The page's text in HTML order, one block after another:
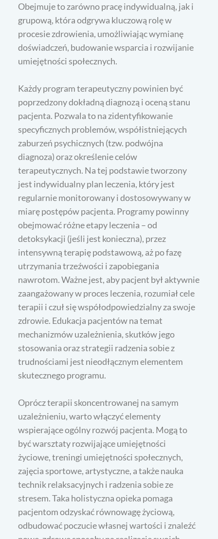
Obejmuje to zarówno pracę indywidualną, jak i
grupową, która odgrywa kluczową rolę w
procesie zdrowienia, umożliwiając wymianę
doświadczeń, budowanie wsparcia i rozwijanie
umiejętności społecznych.
Każdy program terapeutyczny powinien być
poprzedzony dokładną diagnozą i oceną stanu
pacjenta. Pozwala to na zidentyfikowanie
specyficznych problemów, współistniejących
zaburzeń psychicznych (tzw. podwójna
diagnoza) oraz określenie celów
terapeutycznych. Na tej podstawie tworzony
jest indywidualny plan leczenia, który jest
regularnie monitorowany i dostosowywany w
miarę postępów pacjenta. Programy powinny
obejmować różne etapy leczenia – od
detoksykacji (jeśli jest konieczna), przez
intensywną terapię podstawową, aż po fazę
utrzymania trzeźwości i zapobiegania
nawrotom. Ważne jest, aby pacjent był aktywnie
zaangażowany w proces leczenia, rozumiał cele
terapii i czuł się współodpowiedzialny za swoje
zdrowie. Edukacja pacjentów na temat
mechanizmów uzależnienia, skutków jego
stosowania oraz strategii radzenia sobie z
trudnościami jest nieodłącznym elementem
skutecznego programu.
Oprócz terapii skoncentrowanej na samym
uzależnieniu, warto włączyć elementy
wspierające ogólny rozwój pacjenta. Mogą to
być warsztaty rozwijające umiejętności
życiowe, treningi umiejętności społecznych,
zajęcia sportowe, artystyczne, a także nauka
technik relaksacyjnych i radzenia sobie ze
stresem. Taka holistyczna opieka pomaga
pacjentom odzyskać równowagę życiową,
odbudować poczucie własnej wartości i znaleźć